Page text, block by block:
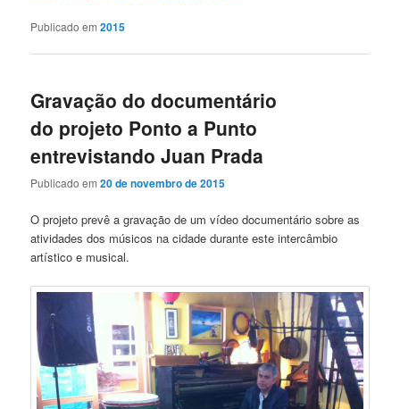
Publicado em 2015
Gravação do documentário
do projeto Ponto a Punto
entrevistando Juan Prada
Publicado em20 de novembro de 2015
O projeto prevê a gravação de um vídeo documentário sobre as
atividades dos músicos na cidade durante este intercâmbio
artístico e musical.